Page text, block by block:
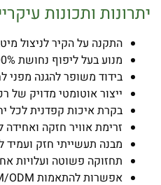
יתרונות ותכונות
התקנה על הקיר לניצול
מנוע בעל ליפוף נחושת 100% לעבודה רציפה ואמינה.
בידוד משופר להגנה מפני
ייצור אוטומטי מדויק של
בקרת איכות קפדנית לכל
זרימת אוויר חזקה ואחידה
מבנה תעשייתי חזק ועמיד
תחזוקה פשוטה ועלויות